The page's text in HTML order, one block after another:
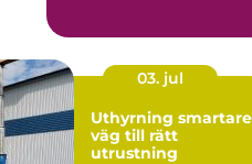
03. jul
Uthyrning smartare
väg till rätt
utrustning